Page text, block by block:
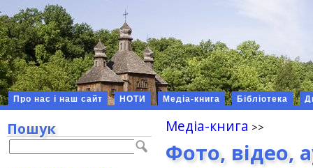
Про нас і наш сайт НОТИ Медіа-книга Бібліотека
Медіа-книга
Фото, відео,
Пошук